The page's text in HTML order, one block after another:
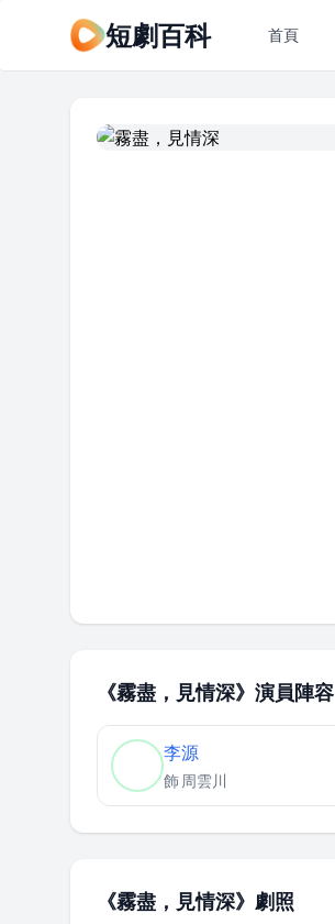
短劇百科 首頁
《霧盡，見情深》演員陣容
李源
飾周雲川
《霧盡，見情深》劇照